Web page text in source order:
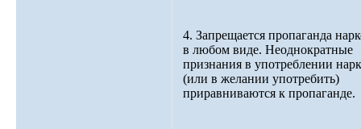
4. Запрещается пропаганда
в любом виде. Неоднократные
признания в употреблении
(или в желании употребить)
приравниваются к пропаганде.